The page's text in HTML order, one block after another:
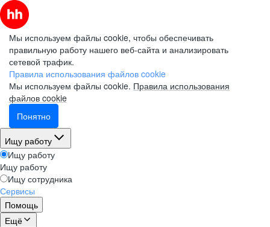
Мы используем файлы cookie, чтобы обеспечивать
правильную работу нашего веб-сайта и анализировать
сетевой трафик.
Правила использования файлов cookie
Мы используем файлы cookie. Правила использования
файлов cookie
Понятно
Ищу работу
Ищу работу
Ищу работу
Ищу сотрудника
Сервисы
Помощь
Ещё